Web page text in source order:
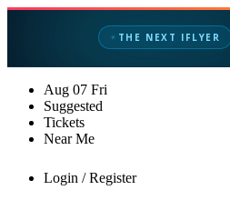
✦ THE NEXT IFLYER
Aug 07 Fri
Suggested
Tickets
Near Me
Login / Register